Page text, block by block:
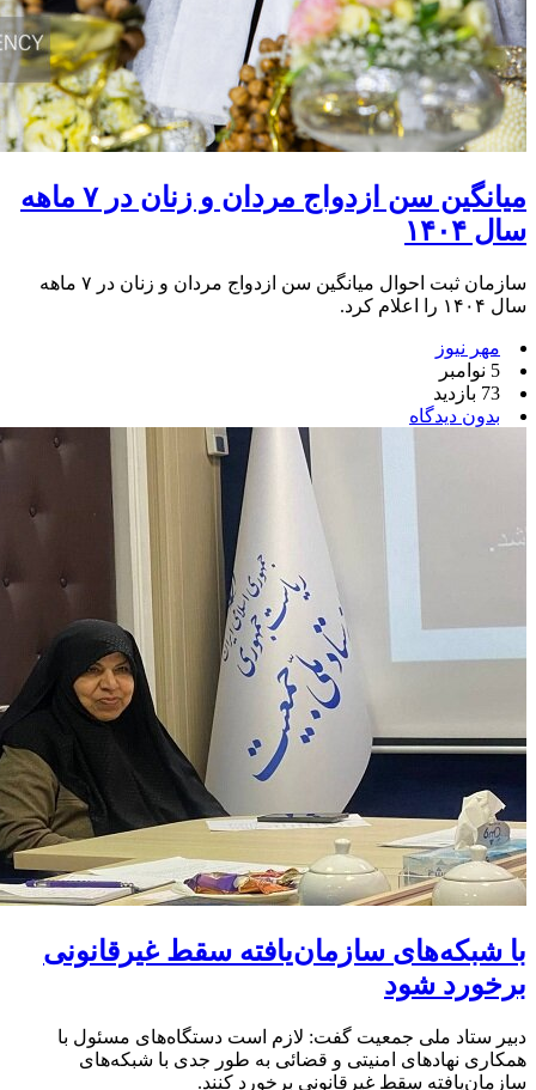
میانگین سن ازدواج مردان و زنان در ۷ ماهه
سال ۱۴۰۴
سازمان ثبت احوال میانگین سن ازدواج مردان و زنان در ۷ ماهه
سال ۱۴۰۴ را اعلام کرد.
مهر نیوز
5 نوامبر
73 بازدید
بدون دیدگاه
با شبکه‌های سازمان‌یافته سقط غیرقانونی
برخورد شود
دبیر ستاد ملی جمعیت گفت: لازم است دستگاه‌های مسئول با
همکاری نهادهای امنیتی و قضائی به طور جدی با شبکه‌های
سازمان‌یافته سقط غیرقانونی برخورد کنند.